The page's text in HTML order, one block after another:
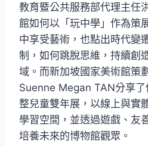
教育暨公共服務部代理主任
館如何以「玩中學」作為策
中享受藝術，也點出時代變
制，如何跳脫思維，持續創
域。而新加坡國家美術館策
Suenne Megan TAN分享了
整兒童雙年展，以線上與實
學習空間，並透過遊戲、友
培養未來的博物館觀眾。